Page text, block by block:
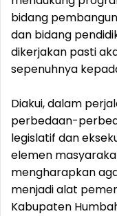
bidang
dan bidang
dikerjakan pasti
sepenuhnya
Diakui, dalam
perbedaan-
legislatif dan
elemen
mengharapkan
menjadi alat
Kabupaten